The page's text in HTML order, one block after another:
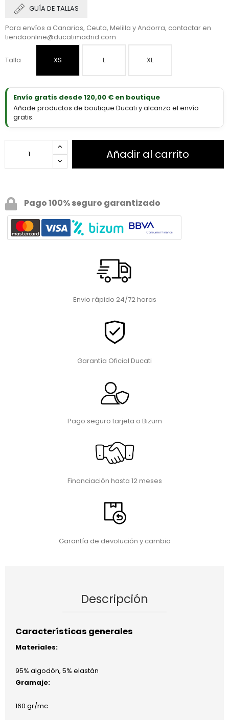
GUÍA DE TALLAS
Para envíos a Canarias, Ceuta, Melilla y Andorra, contactar en
tiendaonline@ducatimadrid.com
Talla XS L XL
Envío gratis desde 120,00 € en boutique
Añade productos de boutique Ducati y alcanza el envío
gratis.
Añadir al carrito
Pago 100% seguro garantizado
Envio rápido 24/72 horas
Garantía Oficial Ducati
Pago seguro tarjeta o Bizum
Financiación hasta 12 meses
Garantía de devolución y cambio
Descripción
Características generales
Materiales:
95% algodón, 5% elastán
Gramaje:
160 gr/mc